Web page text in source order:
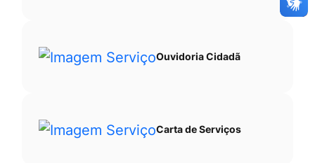
Ouvidoria Cidadã
Carta de Serviços